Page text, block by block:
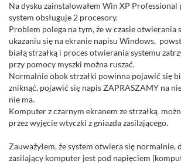
Na dysku zainstalowałem Win XP Professional
system obsługuje 2 procesory.
Problem polega na tym, że w czasie otwierania
ukazaniu się na ekranie napisu Windows,
białą strzałką i proces otwierania systemu
przy pomocy myszki można ruszać.
Normalnie obok strzałki powinna pojawić się
zniknąć, pojawić się napis ZAPRASZAMY na
nie ma.
Komputer z czarnym ekranem ze strzałką
przez wyjęcie wtyczki z gniazda zasilającego.
Zauważyłem, że system otwiera się normalnie,
zasilający komputer jest pod napięciem